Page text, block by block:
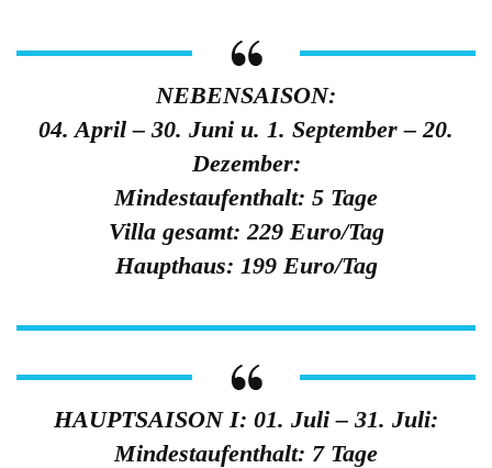
NEBENSAISON:
04. April – 30. Juni u. 1. September – 20.
Dezember:
Mindestaufenthalt: 5 Tage
Villa gesamt: 229 Euro/Tag
Haupthaus: 199 Euro/Tag
HAUPTSAISON I: 01. Juli – 31. Juli:
Mindestaufenthalt: 7 Tage